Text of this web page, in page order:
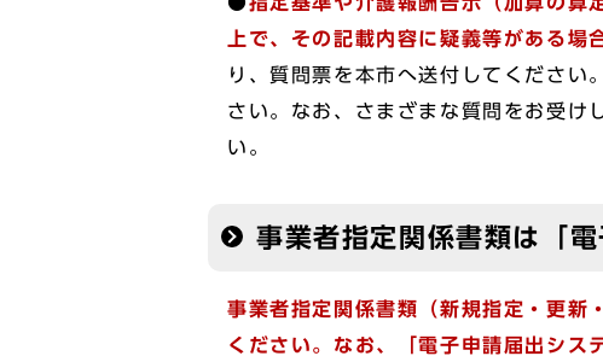
上で、 その記載内容に疑義等がある場
り、質問票を本市へ送付してください
さい。なお、さまざまな質問をお受け
い。
事業者指定関係書類は「
事業者指定関係書類（新規指定・更新
ください。なお、
「電子申請届出シス